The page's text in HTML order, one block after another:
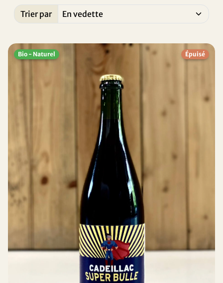
Trier par
Bio - Naturel Épuisé